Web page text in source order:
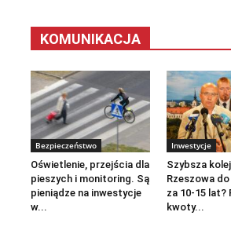
KOMUNIKACJA
Bezpieczeństwo
Oświetlenie, przejścia dla
pieszych i monitoring. Są
pieniądze na inwestycje
w...
Inwestycje
Szybsza
Rzeszowa
za 10-15 lat?
kwoty...